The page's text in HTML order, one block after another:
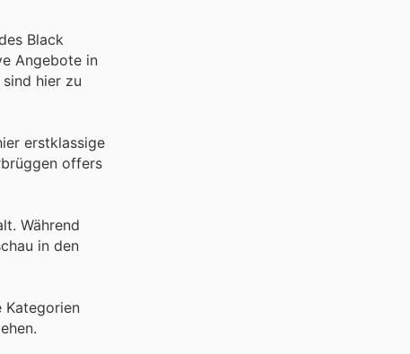
Black
Angebote in
hier zu
erstklassige
offers
Während
in den
Kategorien